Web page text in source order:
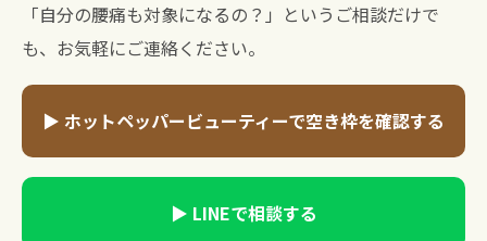
「自分の腰痛も対象になるの？」というご相談だけで
も、お気軽にご連絡ください。
▶ ホットペッパービューティーで空き枠を確認する
▶ LINEで相談する